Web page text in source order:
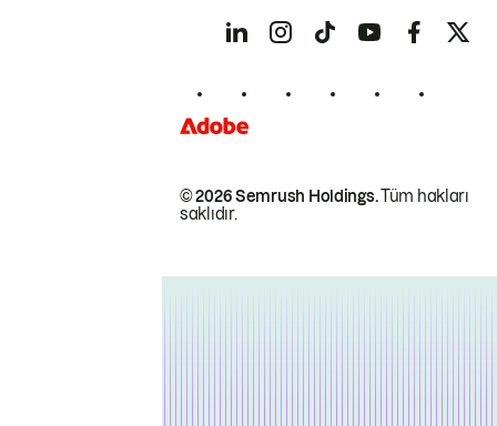
© 2026 Semrush Holdings.Tüm hakları
saklıdır.